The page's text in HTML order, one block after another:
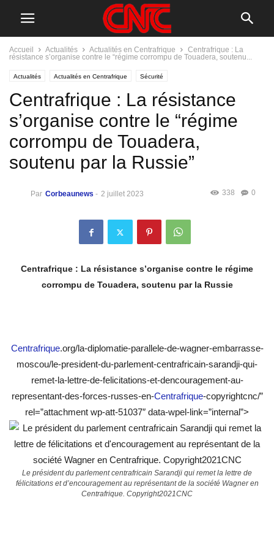
Accueil Actualités Actualités en Centrafrique
Centrafrique : La
résistance s’organise contre le “régime corrompu de Touadera, soutenu...
Actualités Actualités en Centrafrique Sécurité
Centrafrique : La résistance
s’organise contre le “régime
corrompu de Touadera,
soutenu par la Russie”
Par Corbeaunews - 2 juillet 2023 0
338
Centrafrique : La résistance s’organise contre le régime
corrompu de Touadera, soutenu par la Russie
Centrafrique.org/la-diplomatie-parallele-de-wagner-embarrasse-
moscou/le-president-du-parlement-centrafricain-sarandji-qui-
remet-la-lettre-de-felicitations-et-dencouragement-au-
representant-des-forces-russes-en-Centrafrique-copyrightcnc/”
rel=”attachment wp-att-51037″ data-wpel-link=”internal”>
Le président du parlement centrafricain Sarandji qui remet la lettre de
félicitations et d’encouragement au représentant de la société Wagner en
Centrafrique. Copyright2021CNC